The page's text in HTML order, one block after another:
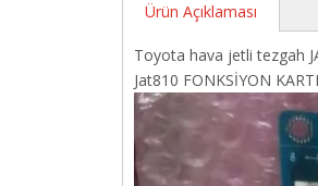
Ürün Açıklaması
Toyota hava jetli tezgah
Jat810 FONKSİYON